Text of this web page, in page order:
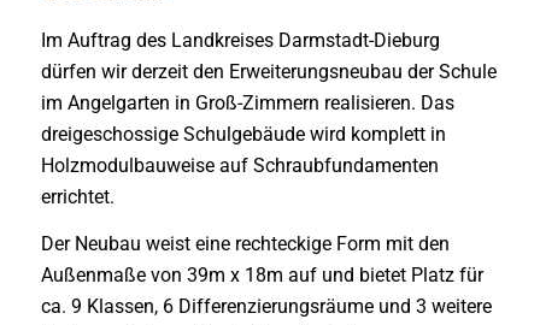
Im Auftrag des Landkreises Darmstadt-Dieburg
dürfen wir derzeit den Erweiterungsneubau der Schule
im Angelgarten in Groß-Zimmern realisieren. Das
dreigeschossige Schulgebäude wird komplett in
Holzmodulbauweise auf Schraubfundamenten
errichtet.
Der Neubau weist eine rechteckige Form mit den
Außenmaße von 39m x 18m auf und bietet Platz für
ca. 9 Klassen, 6 Differenzierungsräume und 3 weitere